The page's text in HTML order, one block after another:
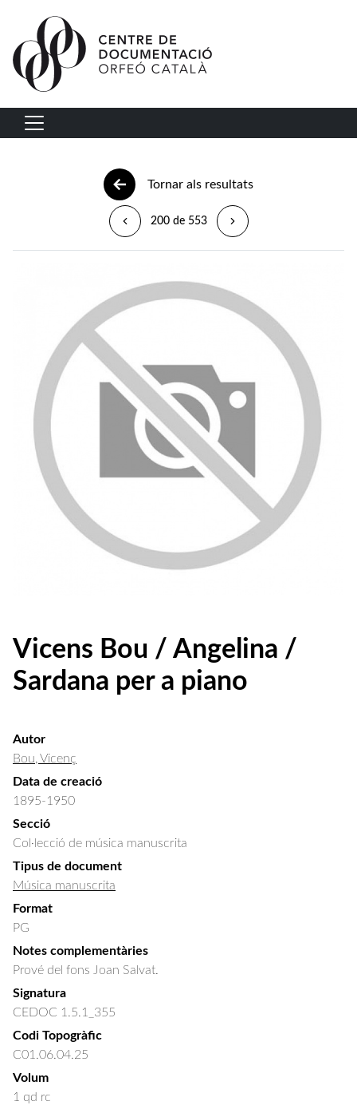
Vés al contingut
Navegació principal
Tornar als resultats
200 de 553
Vicens Bou / Angelina /
Sardana per a piano
Autor
Bou, Vicenç
Data de creació
1895-1950
Secció
Col·lecció de música manuscrita
Tipus de document
Música manuscrita
Format
PG
Notes complementàries
Prové del fons Joan Salvat.
Signatura
CEDOC 1.5.1_355
Codi Topogràfic
C01.06.04.25
Volum
1 qd rc